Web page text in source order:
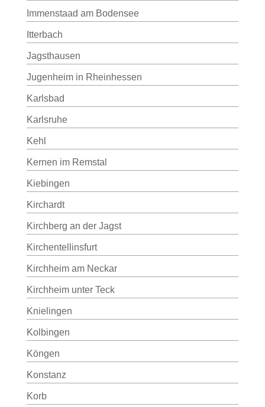
Immenstaad am Bodensee
Itterbach
Jagsthausen
Jugenheim in Rheinhessen
Karlsbad
Karlsruhe
Kehl
Kernen im Remstal
Kiebingen
Kirchardt
Kirchberg an der Jagst
Kirchentellinsfurt
Kirchheim am Neckar
Kirchheim unter Teck
Knielingen
Kolbingen
Köngen
Konstanz
Korb